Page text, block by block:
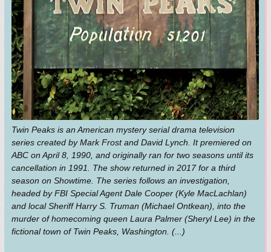
Twin Peaks is an American mystery serial drama television
series created by Mark Frost and David Lynch. It premiered on
ABC on April 8, 1990, and originally ran for two seasons until its
cancellation in 1991. The show returned in 2017 for a third
season on Showtime. The series follows an investigation,
headed by FBI Special Agent Dale Cooper (Kyle MacLachlan)
and local Sheriff Harry S. Truman (Michael Ontkean), into the
murder of homecoming queen Laura Palmer (Sheryl Lee) in the
fictional town of Twin Peaks, Washington. (...)